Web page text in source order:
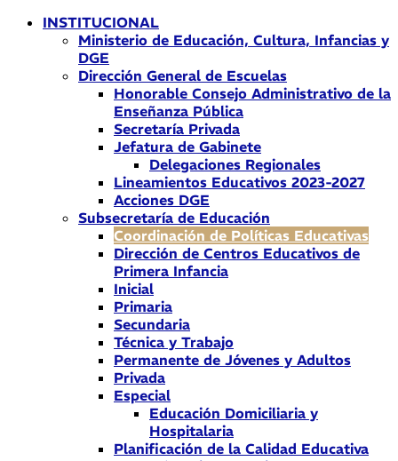
INSTITUCIONAL
Ministerio de Educación, Cultura, Infancias y
DGE
Dirección General de Escuelas
Honorable Consejo Administrativo de la
Enseñanza Pública
Secretaría Privada
Jefatura de Gabinete
Delegaciones Regionales
Lineamientos Educativos 2023-2027
Acciones DGE
Subsecretaría de Educación
Coordinación de Políticas Educativas
Dirección de Centros Educativos de
Primera Infancia
Inicial
Primaria
Secundaria
Técnica y Trabajo
Permanente de Jóvenes y Adultos
Privada
Especial
Educación Domiciliaria y
Hospitalaria
Planificación de la Calidad Educativa